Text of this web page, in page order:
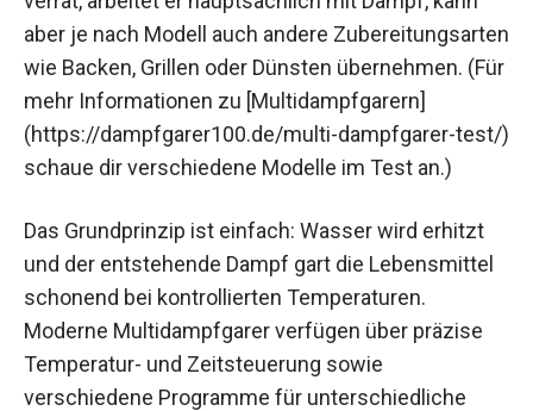
aber je nach Modell auch andere Zubereitungsarten
wie Backen, Grillen oder Dünsten übernehmen. (Für
mehr Informationen zu [Multidampfgarern]
(https://dampfgarer100.de/multi-dampfgarer-test/)
schaue dir verschiedene Modelle im Test an.)
Das Grundprinzip ist einfach: Wasser wird erhitzt
und der entstehende Dampf gart die Lebensmittel
schonend bei kontrollierten Temperaturen.
Moderne Multidampfgarer verfügen über präzise
Temperatur- und Zeitsteuerung sowie
verschiedene Programme für unterschiedliche